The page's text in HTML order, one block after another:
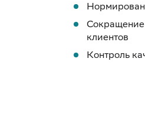
Сокращение
клиентов
Контроль